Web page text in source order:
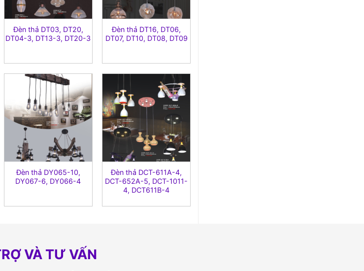
Đèn thả DT03, DT20,
DT04-3, DT13-3, DT20-3
Đèn thả DT16, DT06,
DT07, DT10, DT08, DT09
Đèn thả DY065-10,
DY067-6, DY066-4
Đèn thả DCT-611A-4,
DCT-652A-5, DCT-1011-
4, DCT611B-4
VÀ TƯ VẤN